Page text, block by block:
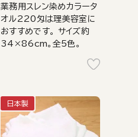
業務用スレン染めカラータ
オル220匁は理美容室に
おすすめです。 サイズ約
34×86cm。全5色。
日本製